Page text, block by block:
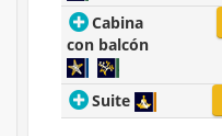
Cabina
con balcón
Suite